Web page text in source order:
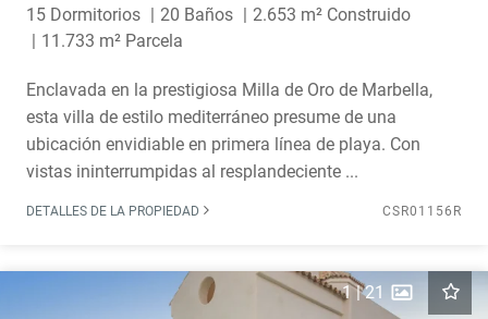
15 Dormitorios 20 Baños
2.653 m² Construido
11.733 m² Parcela
Enclavada en la prestigiosa Milla de Oro de Marbella,
esta villa de estilo mediterráneo presume de una
ubicación envidiable en primera línea de playa. Con
vistas ininterrumpidas al resplandeciente ...
DETALLES DE LA PROPIEDAD CSR01156R
1|21